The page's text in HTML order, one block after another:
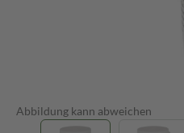
Abbildung kann abweichen